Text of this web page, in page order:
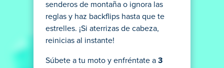
senderos de montaña o ignora las
reglas y haz backflips hasta que te
estrelles. ¡Si aterrizas de cabeza,
reinicias al instante!
Súbete a tu moto y enfréntate a 3